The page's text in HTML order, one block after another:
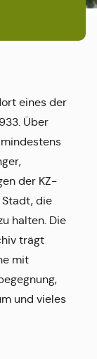
eines der
Über
der KZ-
die
halten. Die
trägt
mit
und vieles